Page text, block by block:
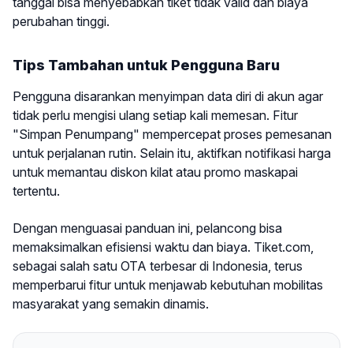
perubahan tinggi.
Tips Tambahan untuk Pengguna Baru
Pengguna disarankan menyimpan data diri di akun agar
tidak perlu mengisi ulang setiap kali memesan. Fitur
"Simpan Penumpang" mempercepat proses pemesanan
untuk perjalanan rutin. Selain itu, aktifkan notifikasi harga
untuk memantau diskon kilat atau promo maskapai
tertentu.
Dengan menguasai panduan ini, pelancong bisa
memaksimalkan efisiensi waktu dan biaya. Tiket.com,
sebagai salah satu OTA terbesar di Indonesia, terus
memperbarui fitur untuk menjawab kebutuhan mobilitas
masyarakat yang semakin dinamis.